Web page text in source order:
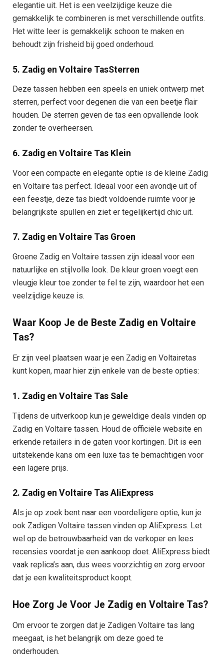
elegantie uit. Het is een veelzijdige keuze die
gemakkelijk te combineren is met verschillende outfits.
Het witte leer is gemakkelijk schoon te maken en
behoudt zijn frisheid bij goed onderhoud.
5. Zadig en Voltaire TasSterren
Deze tassen hebben een speels en uniek ontwerp met
sterren, perfect voor degenen die van een beetje flair
houden. De sterren geven de tas een opvallende look
zonder te overheersen.
6. Zadig en Voltaire Tas Klein
Voor een compacte en elegante optie is de kleine Zadig
en Voltaire tas perfect. Ideaal voor een avondje uit of
een feestje, deze tas biedt voldoende ruimte voor je
belangrijkste spullen en ziet er tegelijkertijd chic uit.
7. Zadig en Voltaire Tas Groen
Groene Zadig en Voltaire tassen zijn ideaal voor een
natuurlijke en stijlvolle look. De kleur groen voegt een
vleugje kleur toe zonder te fel te zijn, waardoor het een
veelzijdige keuze is.
Waar Koop Je de Beste Zadig en Voltaire
Tas?
Er zijn veel plaatsen waar je een Zadig en Voltairetas
kunt kopen, maar hier zijn enkele van de beste opties:
1. Zadig en Voltaire Tas Sale
Tijdens de uitverkoop kun je geweldige deals vinden op
Zadig en Voltaire tassen. Houd de officiële website en
erkende retailers in de gaten voor kortingen. Dit is een
uitstekende kans om een luxe tas te bemachtigen voor
een lagere prijs.
2. Zadig en Voltaire Tas AliExpress
Als je op zoek bent naar een voordeligere optie, kun je
ook Zadigen Voltaire tassen vinden op AliExpress. Let
wel op de betrouwbaarheid van de verkoper en lees
recensies voordat je een aankoop doet. AliExpress biedt
vaak replica’s aan, dus wees voorzichtig en zorg ervoor
dat je een kwaliteitsproduct koopt.
Hoe Zorg Je Voor Je Zadig en Voltaire Tas?
Om ervoor te zorgen dat je Zadigen Voltaire tas lang
meegaat, is het belangrijk om deze goed te
onderhouden.